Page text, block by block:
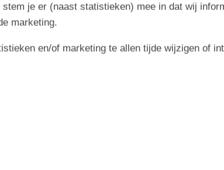
je er (naast statistieken) mee in dat wij
marketing.
en/of marketing te allen tijde wijzigen of